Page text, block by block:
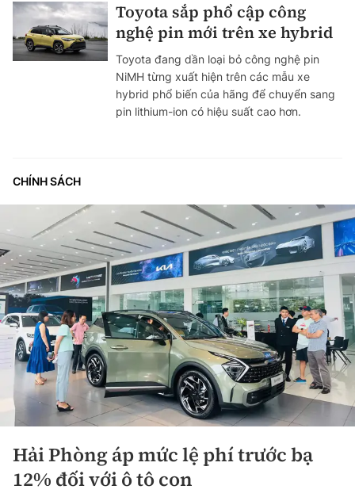
Toyota sắp phổ cập công
nghệ pin mới trên xe hybrid
Toyota đang dần loại bỏ công nghệ pin
NiMH từng xuất hiện trên các mẫu xe
hybrid phổ biến của hãng để chuyển sang
pin lithium-ion có hiệu suất cao hơn.
CHÍNH SÁCH
Hải Phòng áp mức lệ phí trước bạ
12% đối với ô tô con